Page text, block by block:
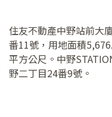
住友不動產中野站前大
番11號，用地面積
平方公尺。中野
野二丁目24番9號。